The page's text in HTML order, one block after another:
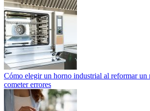
Cómo elegir un horno industrial al reformar un
cometer errores